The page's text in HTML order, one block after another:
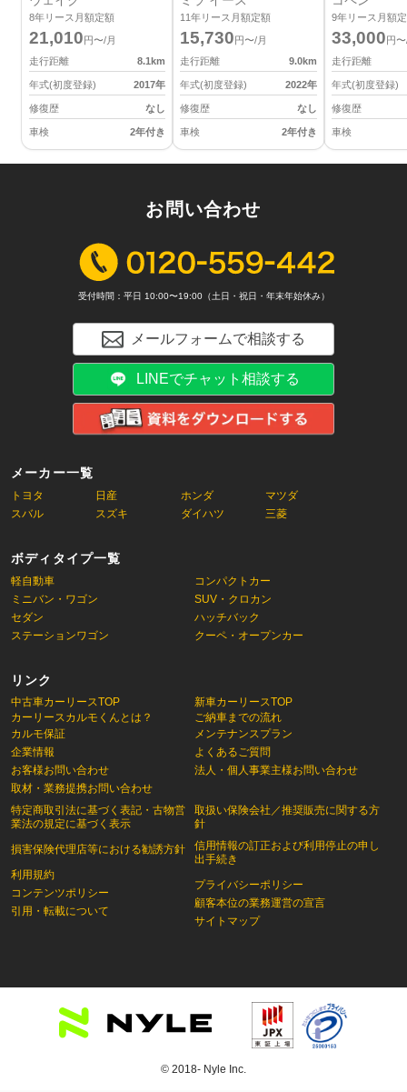
8年リース月額定額
21,010円〜/月
走行距離
8.1km
年式(初度登録) 2017年
修復歴 なし
車検 2年付き
11年リース月額定額
15,730円〜/月
走行距離
9.0km
年式(初度登録) 2022年
修復歴 なし
車検 2年付き
9年リース月額
33,000円
走行距離
年式(初度登録)
修復歴
車検
メーカー一覧
トヨタ 日産 ホンダ
マツダ
スバル
スズキ ダイハツ 三菱
ボディタイプ一覧
軽自動車
コンパクトカー
ミニバン・ワゴン
SUV・クロカン
セダン
ハッチバック
ステーションワゴン
クーペ・オープンカー
リンク
中古車カーリースTOP
カーリースカルモくんとは？
新車カーリースTOP
ご納車までの流れ
カルモ保証
企業情報
お客様お問い合わせ
取材・業務提携お問い合わせ
特定商取引法に基づく表記・古物営
業法の規定に基づく表示
損害保険代理店等における勧誘方針
利用規約
コンテンツポリシー
引用・転載について
メンテナンスプラン
よくあるご質問
法人・個人事業主様お問い合わせ
取扱い保険会社／推奨販売に関する方
針
信用情報の訂正および利用停止の申し
出手続き
プライバシーポリシー
顧客本位の業務運営の宣言
サイトマップ
お問い合わせ
受付時間：平日 10:00〜19:00（土日・祝日・年末年始休み）
メールフォームで相談する
LINEでチャット相談する
© 2018- Nyle Inc.